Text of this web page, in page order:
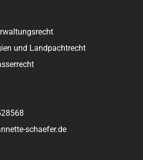
und Landpachtrecht
schaefer.de